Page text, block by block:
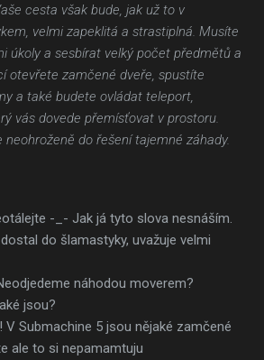
cesta však bude, jak už to v
velmi zapeklitá a strastiplná. Musíte
úkoly a sesbírat velký počet předmětů a
otevřete zamčené dveře, spustíte
a také budete ovládat teleport,
vás dovede přemísťovat v prostoru.
do řešení tajemné záhady.
-_- Jak já tyto slova nesnáším.
do šlamastyky, uvažuje velmi
náhodou moverem?
jsou?
V Submachine 5 jsou nějaké zamčené
ale to si nepamamtuju